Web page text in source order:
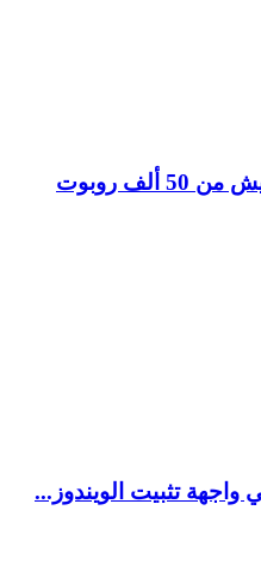
شركة أميركية تخطط لبناء جيش من 50 ألف روبوت
تثبيت الويندوز...